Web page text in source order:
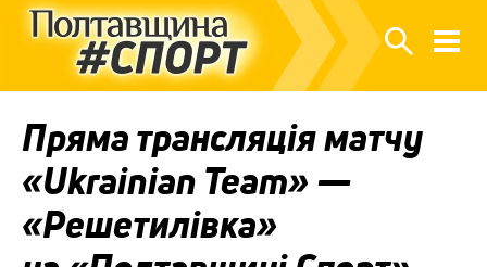
Пряма трансляція матчу
«Ukrainian Team» —
«Решетилівка»